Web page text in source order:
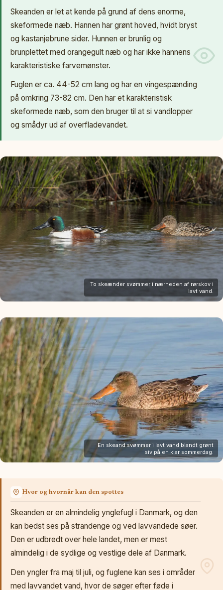
Skeanden er let at kende på grund af dens enorme,
skeformede næb. Hannen har grønt hoved, hvidt bryst
og kastanjebrune sider. Hunnen er brunlig og
brunplettet med orangegult næb og har ikke hannens
karakteristiske farvemønster.
Fuglen er ca. 44-52 cm lang og har en vingespænding
på omkring 73-82 cm. Den har et karakteristisk
skeformede næb, som den bruger til at si vandlopper
og smådyr ud af overfladevandet.
To skeænder svømmer i nærheden af rørskov i
lavt vand.
En skeand svømmer i lavt vand blandt grønt
siv på en klar sommerdag.
Hvor og hvornår kan den spottes
Skeanden er en almindelig ynglefugl i Danmark, og den
kan bedst ses på strandenge og ved lavvandede søer.
Den er udbredt over hele landet, men er mest
almindelig i de sydlige og vestlige dele af Danmark.
Den yngler fra maj til juli, og fuglene kan ses i områder
med lavvandet vand, hvor de søger efter føde i